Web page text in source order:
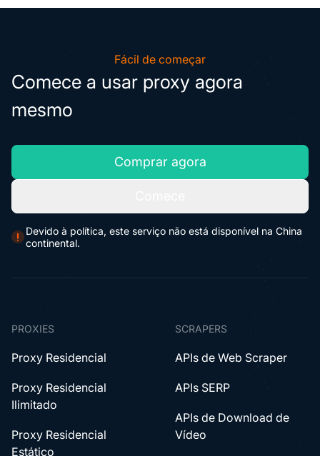
Fácil de começar
Comece a usar proxy agora
mesmo
Comprar agora
Devido à política, este serviço não está disponível na China
continental.
PROXIES
Proxy Residencial
Proxy Residencial
Ilimitado
Proxy Residencial
Estático
SCRAPERS
APIs de Web Scraper
APIs SERP
APIs de Download de
Vídeo